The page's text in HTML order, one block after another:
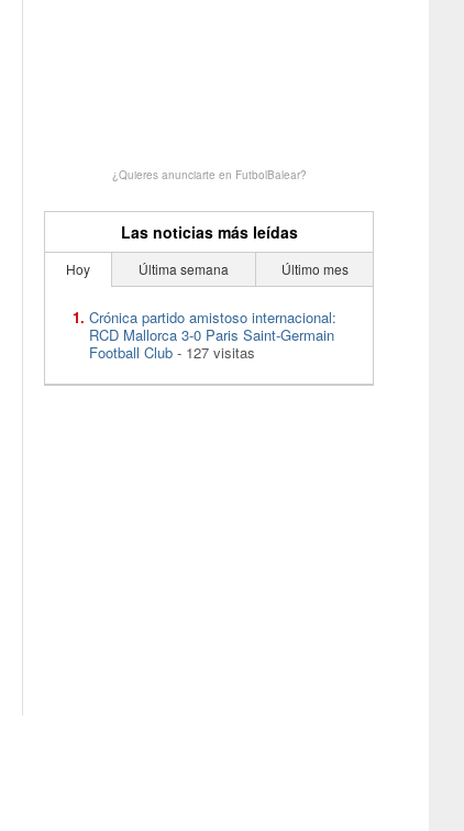
¿Quieres anunciarte en FutbolBalear?
Las noticias más leídas
Hoy Última semana Último mes
Crónica partido amistoso internacional:
RCD Mallorca 3-0 Paris Saint-Germain
Football Club - 127 visitas